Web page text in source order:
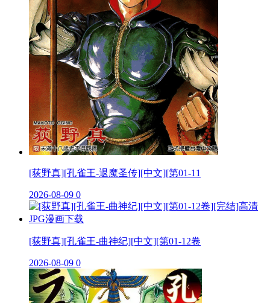
[荻野真][孔雀王-退魔圣传][中文][第01-11
2026-08-09 0
[荻野真][孔雀王-曲神纪][中文][第01-12卷
2026-08-09 0